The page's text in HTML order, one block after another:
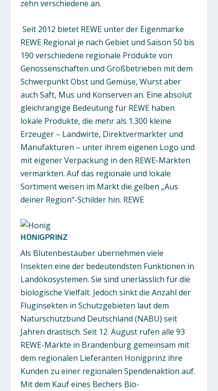
zehn verschiedene an.
Seit 2012 bietet REWE unter der Eigenmarke
REWE Regional je nach Gebiet und Saison 50 bis
190 verschiedene regionale Produkte von
Genossenschaften und Großbetrieben mit dem
Schwerpunkt Obst und Gemüse, Wurst aber
auch Saft, Mus und Konserven an. Eine absolut
gleichrangige Bedeutung für REWE haben
lokale Produkte, die mehr als 1.300 kleine
Erzeuger – Landwirte, Direktvermarkter und
Manufakturen – unter ihrem eigenen Logo und
mit eigener Verpackung in den REWE-Märkten
vermarkten. Auf das regionale und lokale
Sortiment weisen im Markt die gelben „Aus
deiner Region“-Schilder hin. REWE
HONIGPRINZ
Als Blütenbestäuber übernehmen viele
Insekten eine der bedeutendsten Funktionen in
Landökosystemen. Sie sind unerlässlich für die
biologische Vielfalt. Jedoch sinkt die Anzahl der
Fluginsekten in Schutzgebieten laut dem
Naturschutzbund Deutschland (NABU) seit
Jahren drastisch. Seit 12. August rufen alle 93
REWE-Märkte in Brandenburg gemeinsam mit
dem regionalen Lieferanten Honigprinz ihre
Kunden zu einer regionalen Spendenaktion auf.
Mit dem Kauf eines Bechers Bio-